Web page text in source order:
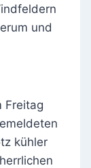
und
Freitag
kühler